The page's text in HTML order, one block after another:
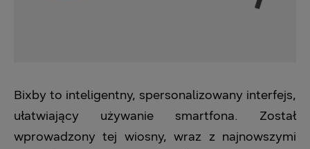
Bixby to inteligentny, spersonalizowany interfejs,
ułatwiający używanie smartfona. Został
wprowadzony tej wiosny, wraz z najnowszymi